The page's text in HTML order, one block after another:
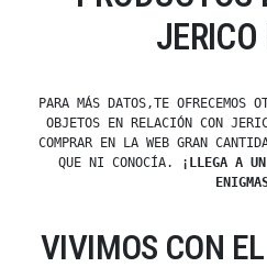
JERICO
PARA MÁS DATOS,TE OFRECEMOS
OBJETOS EN RELACIÓN CON
COMPRAR EN LA WEB GRAN
QUE NI CONOCÍA.
¡LLEGA A
VIVIMOS CON